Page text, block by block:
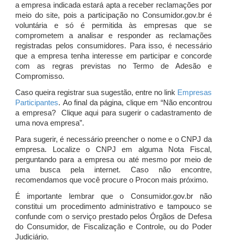
a empresa indicada estará apta a receber reclamações por
meio do site, pois a participação no Consumidor.gov.br é
voluntária e só é permitida às empresas que se
comprometem a analisar e responder as reclamações
registradas pelos consumidores. Para isso, é necessário
que a empresa tenha interesse em participar e concorde
com as regras previstas no Termo de Adesão e
Compromisso.
Caso queira registrar sua sugestão, entre no link Empresas
Participantes. Ao final da página, clique em “Não encontrou
a empresa? Clique aqui para sugerir o cadastramento de
uma nova empresa”.
Para sugerir, é necessário preencher o nome e o CNPJ da
empresa. Localize o CNPJ em alguma Nota Fiscal,
perguntando para a empresa ou até mesmo por meio de
uma busca pela internet. Caso não encontre,
recomendamos que você procure o Procon mais próximo.
É importante lembrar que o Consumidor.gov.br não
constitui um procedimento administrativo e tampouco se
confunde com o serviço prestado pelos Órgãos de Defesa
do Consumidor, de Fiscalização e Controle, ou do Poder
Judiciário.